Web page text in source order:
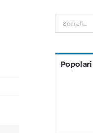
Cerca
per:
Popolari